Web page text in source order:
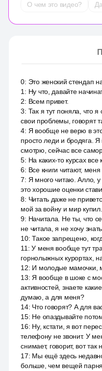
О чем это видео?
0: Это женский стендап
1 : Ну что, давайте
2: Всем привет.
3: Так я тут поняла, что
свои проблемы, говорят
4: Я вообще не верю в
просто леди и бродяга.
смотрю, сейчас все
5: На каких-то курсах все
6: Все книги читают,
7: Я много читаю. Алло,
это хорошие оценки
8: Читать даже не
мой за войну и мир купил.
9: Начитала. Не ты, что
не читала, я не хочу
10:Такое запрещено,
11 :У меня вообще тут
горнолыжных курортах,
12: И молодые мамочки,
13: Я вообще в шоке с
активностей, знаете
думаю, а для меня?
14: Что говорят? А для
15: Не опаздывайте
16: Ну, кстати, я вот
телефону не звонит. У
снимает, говорит, вот
17: Мы ещё здесь
больше, чем вещей